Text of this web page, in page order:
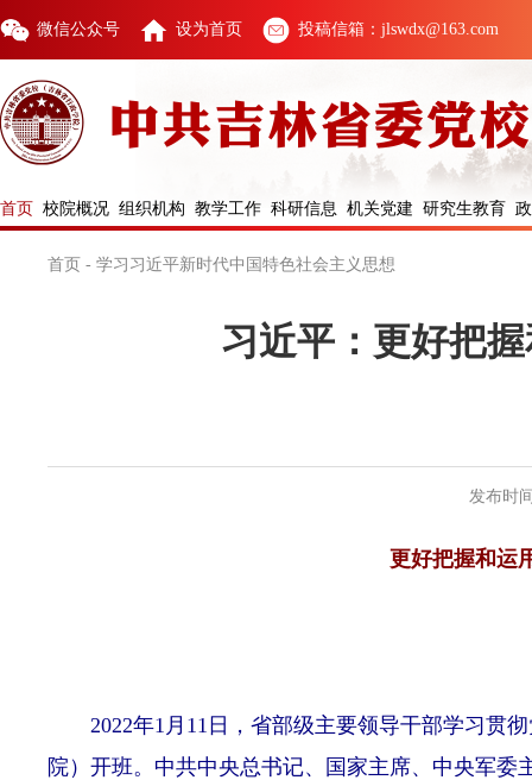
微信公众号 设为首页 投稿信箱：jlswdx@163.com
首页 校院概况 组织机构 教学工作 科研信息 机关党建 研究生教育
首页 - 学习习近平新时代中国特色社会主义思想
习近平：更好把
发布时
更好把握和运
2022年1月11日，省部级主要领导干部学习贯
院）开班。中共中央总书记、国家主席、中央军